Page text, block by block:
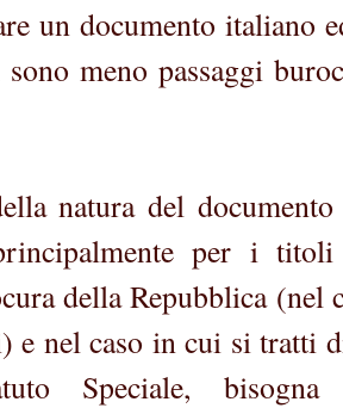
un documento italiano
meno passaggi
natura del
per i
della Repubblica
e nel caso in cui si tratti
Speciale,